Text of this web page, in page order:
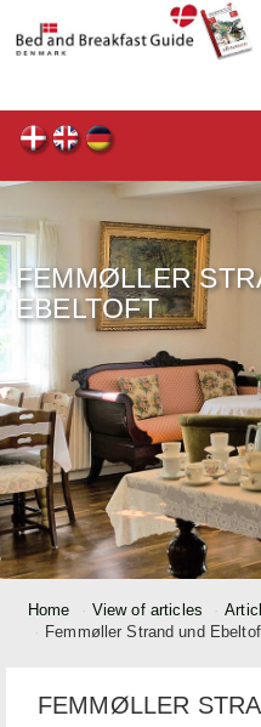
FEMMØLLER
EBELTOFT
Home View of articles
Femmøller Strand und
FEMMØLLER